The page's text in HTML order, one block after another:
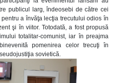
publicul larg, îndeosebi de către cei
a învăţa lecţia trecutului odios în
şi în viitor. Totodată, a fost propusă
totalitar-comunist, iar în preajma
pomenirea celor trecuţi în
sovietică.